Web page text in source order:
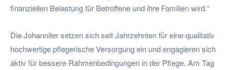
finanziellen Belastung für Betroffene und ihre Familien wird.“
Die Johanniter setzen sich seit Jahrzehnten für eine qualitativ
hochwertige pflegerische Versorgung ein und engagieren sich
aktiv für bessere Rahmenbedingungen in der Pflege. Am Tag